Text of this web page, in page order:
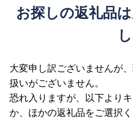
お探しの返礼品
大変申し訳ございませんが
扱いがございません。
恐れ入りますが、以下より
か、ほかの返礼品をご選択く